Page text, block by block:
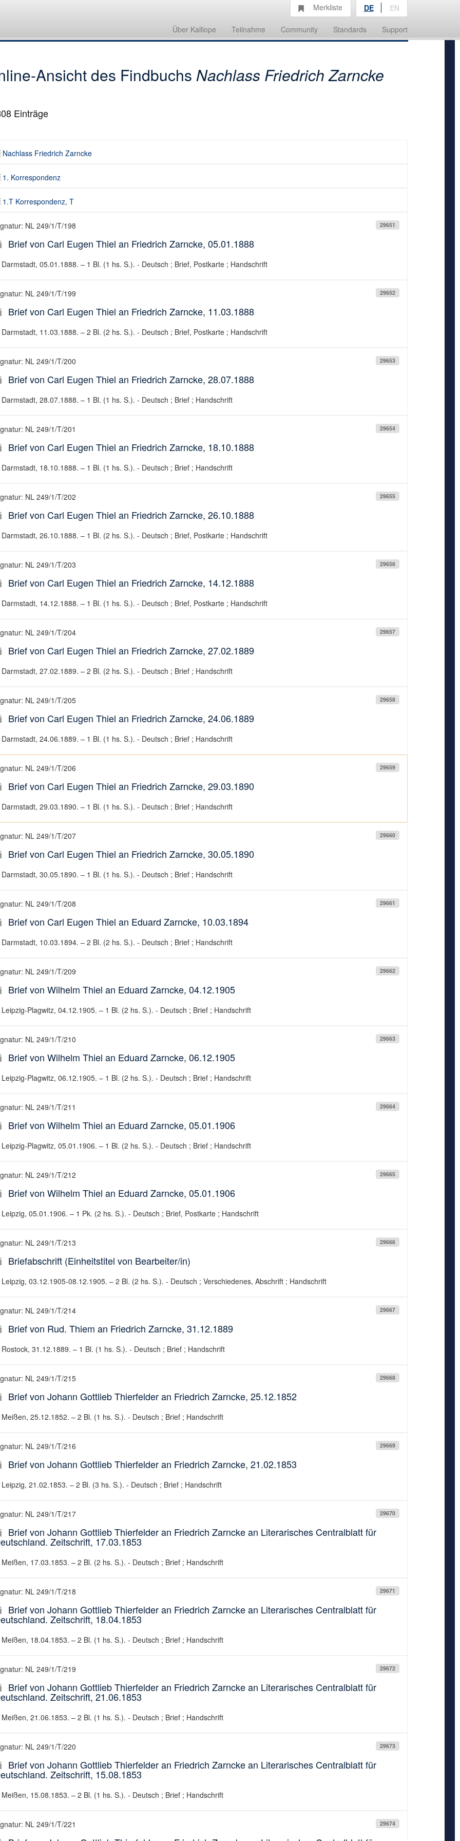
Über Kalliope Teilnahme Community Standards Support
Merkliste DE EN
Ansicht des Findbuchs Nachlass Friedrich Zarncke
Einträge
Nachlass Friedrich Zarncke
1. Korrespondenz
1.T Korrespondenz, T
29651
NL 249/1/T/198
Brief von Carl Eugen Thiel an Friedrich Zarncke, 05.01.1888
Darmstadt, 05.01.1888. – 1 Bl. (1 hs. S.). - Deutsch ; Brief, Postkarte ; Handschrift
29652
NL 249/1/T/199
Brief von Carl Eugen Thiel an Friedrich Zarncke, 11.03.1888
Darmstadt, 11.03.1888. – 2 Bl. (2 hs. S.). - Deutsch ; Brief, Postkarte ; Handschrift
29653
NL 249/1/T/200
Brief von Carl Eugen Thiel an Friedrich Zarncke, 28.07.1888
Darmstadt, 28.07.1888. – 1 Bl. (1 hs. S.). - Deutsch ; Brief ; Handschrift
29654
NL 249/1/T/201
Brief von Carl Eugen Thiel an Friedrich Zarncke, 18.10.1888
Darmstadt, 18.10.1888. – 1 Bl. (1 hs. S.). - Deutsch ; Brief ; Handschrift
29655
NL 249/1/T/202
Brief von Carl Eugen Thiel an Friedrich Zarncke, 26.10.1888
Darmstadt, 26.10.1888. – 1 Bl. (2 hs. S.). - Deutsch ; Brief, Postkarte ; Handschrift
29656
NL 249/1/T/203
Brief von Carl Eugen Thiel an Friedrich Zarncke, 14.12.1888
Darmstadt, 14.12.1888. – 1 Bl. (1 hs. S.). - Deutsch ; Brief, Postkarte ; Handschrift
29657
NL 249/1/T/204
Brief von Carl Eugen Thiel an Friedrich Zarncke, 27.02.1889
Darmstadt, 27.02.1889. – 2 Bl. (2 hs. S.). - Deutsch ; Brief ; Handschrift
29658
NL 249/1/T/205
Brief von Carl Eugen Thiel an Friedrich Zarncke, 24.06.1889
Darmstadt, 24.06.1889. – 1 Bl. (1 hs. S.). - Deutsch ; Brief ; Handschrift
29659
NL 249/1/T/206
Brief von Carl Eugen Thiel an Friedrich Zarncke, 29.03.1890
Darmstadt, 29.03.1890. – 1 Bl. (1 hs. S.). - Deutsch ; Brief ; Handschrift
29660
NL 249/1/T/207
Brief von Carl Eugen Thiel an Friedrich Zarncke, 30.05.1890
Darmstadt, 30.05.1890. – 1 Bl. (1 hs. S.). - Deutsch ; Brief ; Handschrift
29661
NL 249/1/T/208
Brief von Carl Eugen Thiel an Eduard Zarncke, 10.03.1894
Darmstadt, 10.03.1894. – 2 Bl. (2 hs. S.). - Deutsch ; Brief ; Handschrift
29662
NL 249/1/T/209
Brief von Wilhelm Thiel an Eduard Zarncke, 04.12.1905
Leipzig-Plagwitz, 04.12.1905. – 1 Bl. (2 hs. S.). - Deutsch ; Brief ; Handschrift
29663
NL 249/1/T/210
Brief von Wilhelm Thiel an Eduard Zarncke, 06.12.1905
Leipzig-Plagwitz, 06.12.1905. – 1 Bl. (2 hs. S.). - Deutsch ; Brief ; Handschrift
29664
NL 249/1/T/211
Brief von Wilhelm Thiel an Eduard Zarncke, 05.01.1906
Leipzig-Plagwitz, 05.01.1906. – 1 Bl. (2 hs. S.). - Deutsch ; Brief ; Handschrift
29665
NL 249/1/T/212
Brief von Wilhelm Thiel an Eduard Zarncke, 05.01.1906
Leipzig, 05.01.1906. – 1 Pk. (2 hs. S.). - Deutsch ; Brief, Postkarte ; Handschrift
29666
NL 249/1/T/213
Briefabschrift (Einheitstitel von Bearbeiter/in)
Leipzig, 03.12.1905-08.12.1905. – 2 Bl. (2 hs. S.). - Deutsch ; Verschiedenes, Abschrift ; Handschrift
29667
NL 249/1/T/214
Brief von Rud. Thiem an Friedrich Zarncke, 31.12.1889
Rostock, 31.12.1889. – 1 Bl. (1 hs. S.). - Deutsch ; Brief ; Handschrift
29668
NL 249/1/T/215
Brief von Johann Gottlieb Thierfelder an Friedrich Zarncke, 25.12.1852
Meißen, 25.12.1852. – 2 Bl. (1 hs. S.). - Deutsch ; Brief ; Handschrift
29669
NL 249/1/T/216
Brief von Johann Gottlieb Thierfelder an Friedrich Zarncke, 21.02.1853
Leipzig, 21.02.1853. – 2 Bl. (3 hs. S.). - Deutsch ; Brief ; Handschrift
29670
NL 249/1/T/217
Brief von Johann Gottlieb Thierfelder an Friedrich Zarncke an Literarisches Centralblatt für
Zeitschrift, 17.03.1853
Meißen, 17.03.1853. – 2 Bl. (2 hs. S.). - Deutsch ; Brief ; Handschrift
29671
NL 249/1/T/218
Brief von Johann Gottlieb Thierfelder an Friedrich Zarncke an Literarisches Centralblatt für
Zeitschrift, 18.04.1853
Meißen, 18.04.1853. – 2 Bl. (1 hs. S.). - Deutsch ; Brief ; Handschrift
29672
NL 249/1/T/219
Brief von Johann Gottlieb Thierfelder an Friedrich Zarncke an Literarisches Centralblatt für
Zeitschrift, 21.06.1853
Meißen, 21.06.1853. – 2 Bl. (1 hs. S.). - Deutsch ; Brief ; Handschrift
29673
NL 249/1/T/220
Brief von Johann Gottlieb Thierfelder an Friedrich Zarncke an Literarisches Centralblatt für
Zeitschrift, 15.08.1853
Meißen, 15.08.1853. – 2 Bl. (1 hs. S.). - Deutsch ; Brief ; Handschrift
29674
NL 249/1/T/221